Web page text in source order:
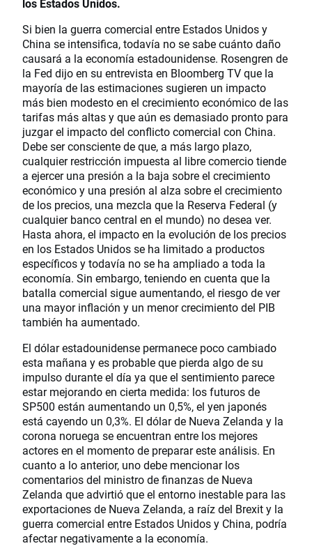
los Estados Unidos.
Si bien la guerra comercial entre Estados Unidos y
China se intensifica, todavía no se sabe cuánto daño
causará a la economía estadounidense. Rosengren de
la Fed dijo en su entrevista en Bloomberg TV que la
mayoría de las estimaciones sugieren un impacto
más bien modesto en el crecimiento económico de las
tarifas más altas y que aún es demasiado pronto para
juzgar el impacto del conflicto comercial con China.
Debe ser consciente de que, a más largo plazo,
cualquier restricción impuesta al libre comercio tiende
a ejercer una presión a la baja sobre el crecimiento
económico y una presión al alza sobre el crecimiento
de los precios, una mezcla que la Reserva Federal (y
cualquier banco central en el mundo) no desea ver.
Hasta ahora, el impacto en la evolución de los precios
en los Estados Unidos se ha limitado a productos
específicos y todavía no se ha ampliado a toda la
economía. Sin embargo, teniendo en cuenta que la
batalla comercial sigue aumentando, el riesgo de ver
una mayor inflación y un menor crecimiento del PIB
también ha aumentado.
El dólar estadounidense permanece poco cambiado
esta mañana y es probable que pierda algo de su
impulso durante el día ya que el sentimiento parece
estar mejorando en cierta medida: los futuros de
SP500 están aumentando un 0,5%, el yen japonés
está cayendo un 0,3%. El dólar de Nueva Zelanda y la
corona noruega se encuentran entre los mejores
actores en el momento de preparar este análisis. En
cuanto a lo anterior, uno debe mencionar los
comentarios del ministro de finanzas de Nueva
Zelanda que advirtió que el entorno inestable para las
exportaciones de Nueva Zelanda, a raíz del Brexit y la
guerra comercial entre Estados Unidos y China, podría
afectar negativamente a la economía.